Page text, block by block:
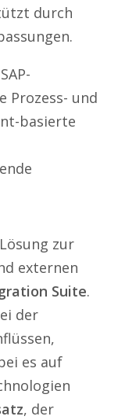
durch
Prozess- und
basierte
zur
externen
Suite.
der
es auf
, der